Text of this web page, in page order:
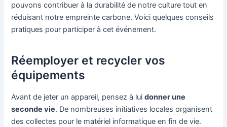
pouvons contribuer à la durabilité de notre culture tout en
réduisant notre empreinte carbone. Voici quelques conseils
pratiques pour participer à cet événement.
Réemployer et recycler vos
équipements
Avant de jeter un appareil, pensez à luidonner une
seconde vie. De nombreuses initiatives locales organisent
des collectes pour le matériel informatique en fin de vie.